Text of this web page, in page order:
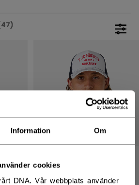
Information Om
cookies
DNA. Vår webbplats använder
ATHLEISURE
MESHBACK
TRUCKERKEPS